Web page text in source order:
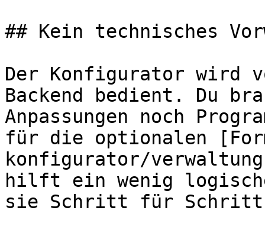
## Kein technisches
Der Konfigurator wird
Backend bedient. Du
Anpassungen noch
für die optionalen
konfigurator/
hilft ein wenig
sie Schritt für Schritt